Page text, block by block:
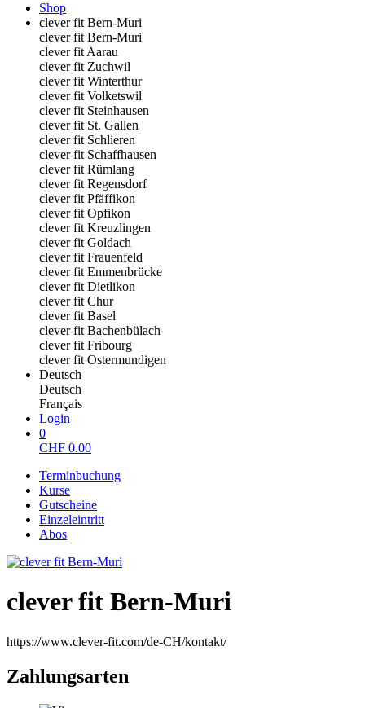
Shop
clever fit Bern-Muri
clever fit Bern-Muri
clever fit Aarau
clever fit Zuchwil
clever fit Winterthur
clever fit Volketswil
clever fit Steinhausen
clever fit St. Gallen
clever fit Schlieren
clever fit Schaffhausen
clever fit Rümlang
clever fit Regensdorf
clever fit Pfäffikon
clever fit Opfikon
clever fit Kreuzlingen
clever fit Goldach
clever fit Frauenfeld
clever fit Emmenbrücke
clever fit Dietlikon
clever fit Chur
clever fit Basel
clever fit Bachenbülach
clever fit Fribourg
clever fit Ostermundigen
Deutsch
Deutsch
Français
Login
0
CHF 0.00
Terminbuchung
Kurse
Gutscheine
Einzeleintritt
Abos
clever fit Bern-Muri
https://www.clever-fit.com/de-CH/kontakt/
Zahlungsarten